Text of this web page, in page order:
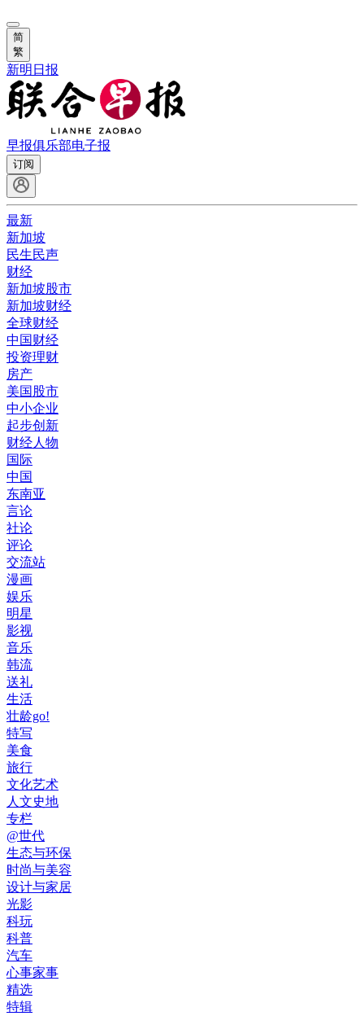
简
繁
新明日报
早报俱乐部电子报
订阅
最新
新加坡
民生民声
财经
新加坡股市
新加坡财经
全球财经
中国财经
投资理财
房产
美国股市
中小企业
起步创新
财经人物
国际
中国
东南亚
言论
社论
评论
交流站
漫画
娱乐
明星
影视
音乐
韩流
送礼
生活
壮龄go!
特写
美食
旅行
文化艺术
人文史地
专栏
@世代
生态与环保
时尚与美容
设计与家居
光影
科玩
科普
汽车
心事家事
精选
特辑